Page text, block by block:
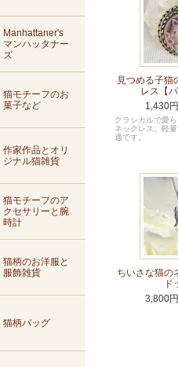
Manhattaner's
マンハッタナー
ズ
猫モチーフのお
菓子など
作家作品とオリ
ジナル猫雑貨
猫モチーフのア
クセサリーと腕
時計
猫柄のお洋服と
服飾雑貨
猫柄バッグ
見つめる子猫
レス【
1,430
クラシカルで愛
ネックレス。軽
適です。
ちいさな猫の
ド
3,800